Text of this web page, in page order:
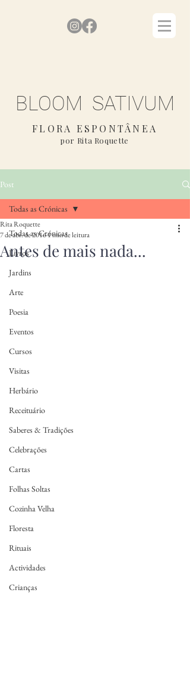
BLOOM SATIVUM
FLORA ESPONTÂNEA
por Rita Roquette
Post
Todas as Crónicas
Livros
Jardins
Arte
Poesia
Eventos
Cursos
Visitas
Herbário
Receituário
Saberes & Tradições
Celebrações
Cartas
Folhas Soltas
Cozinha Velha
Floresta
Rituais
Actividades
Crianças
Todas as Crónicas
Antes de mais nada...
Rita Roquette
7 de abr. de 20161 min de leitura